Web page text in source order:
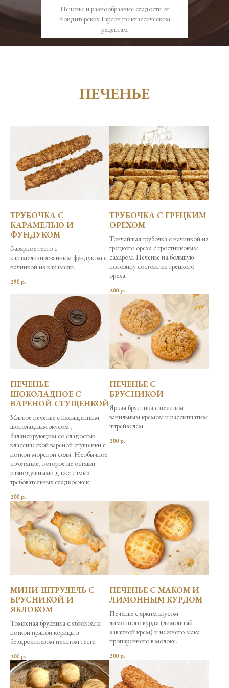
АДРЕСА
ВАКАНСИИ
Печенье и разнообразные сладости от
Кондитерских Гарсон по классическим
рецептам
ПЕЧЕНЬЕ
ТРУБОЧКА С
КАРАМЕЛЬЮ И
ФУНДУКОМ
Заварное тесто с
карамелизированным фундуком с
начинкой из карамели.
250р.
ТРУБОЧКА С ГРЕЦКИМ
ОРЕХОМ
Тончайшая трубочка с начинкой из
грецкого ореха с тростниковым
сахаром. Печенье на большую
половину состоит из грецкого
ореха.
200р.
ПЕЧЕНЬЕ
ШОКОЛАДНОЕ С
ВАРЕНОЙ СГУЩЕНКОЙ
Мягкое печенье с насыщенным
шоколадным вкусом ,
балансирующим со сладостью
классической вареной сгущенки с
ноткой морской соли. Необычное
сочетание, которое не оставит
равнодушными даже самых
требовательных сладкоежек.
200р.
ПЕЧЕНЬЕ С
БРУСНИКОЙ
Яркая брусника с нежным
ванильным кремом и рассыпчатым
штрейзелем.
200р.
МИНИ-ШТРУДЕЛЬ С
БРУСНИКОЙ И
ЯБЛОКОМ
Томленая брусника с яблоком и
ноткой пряной корицы в
бездрожжевом нежном тесте.
200р.
ПЕЧЕНЬЕ С МАКОМ И
ЛИМОННЫМ КУРДОМ
Печенье с ярким вкусом
лимонного курда (лимонный
заварной крем) и нежного мака
пропаренного в молоке.
200р.